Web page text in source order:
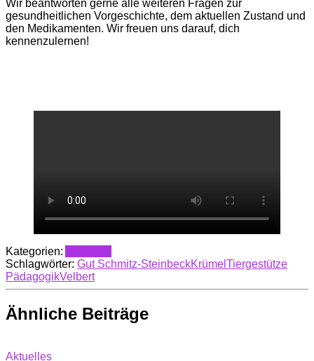
Wir beantworten gerne alle weiteren Fragen zur
gesundheitlichen Vorgeschichte, dem aktuellen Zustand und
den Medikamenten. Wir freuen uns darauf, dich
kennenzulernen!
Kategorien:
Schlagwörter: Gut Schmitz-SteinbeckKrümel Tiergestütze
PädagogikVelbert
Ähnliche Beiträge
Aktuelles